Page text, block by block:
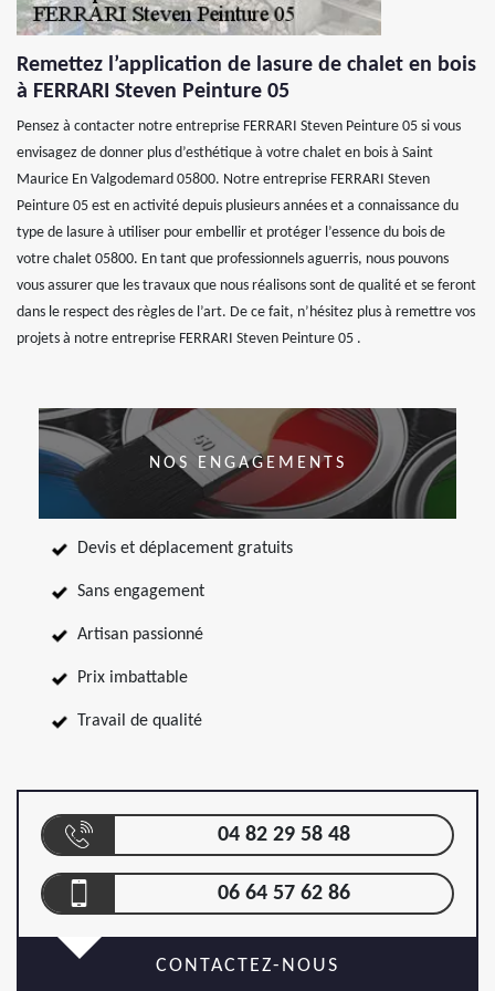
Remettez l’application de lasure de chalet en bois
à FERRARI Steven Peinture 05
Pensez à contacter notre entreprise FERRARI Steven Peinture 05 si vous
envisagez de donner plus d’esthétique à votre chalet en bois à Saint
Maurice En Valgodemard 05800. Notre entreprise FERRARI Steven
Peinture 05 est en activité depuis plusieurs années et a connaissance du
type de lasure à utiliser pour embellir et protéger l’essence du bois de
votre chalet 05800. En tant que professionnels aguerris, nous pouvons
vous assurer que les travaux que nous réalisons sont de qualité et se feront
dans le respect des règles de l’art. De ce fait, n’hésitez plus à remettre vos
projets à notre entreprise FERRARI Steven Peinture 05 .
NOS ENGAGEMENTS
Devis et déplacement gratuits
Sans engagement
Artisan passionné
Prix imbattable
Travail de qualité
04 82 29 58 48
06 64 57 62 86
CONTACTEZ-NOUS